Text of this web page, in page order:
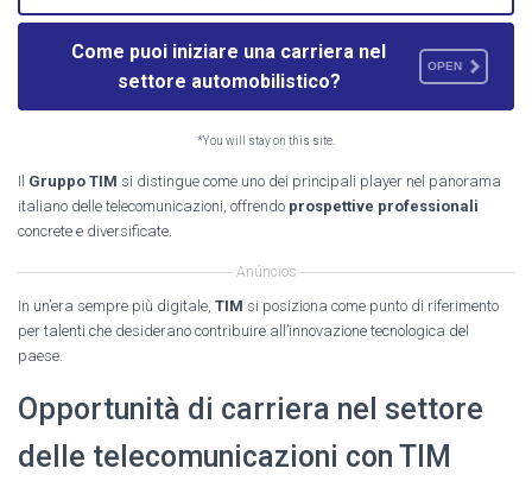
Come puoi iniziare una carriera nel
settore automobilistico?
OPEN
*You will stay on this site.
Il Gruppo TIM si distingue come uno dei principali player nel panorama
italiano delle telecomunicazioni, offrendo prospettive professionali
concrete e diversificate.
Anúncios
In un’era sempre più digitale, TIM si posiziona come punto di riferimento
per talenti che desiderano contribuire all’innovazione tecnologica del
paese.
Opportunità di carriera nel settore
delle telecomunicazioni con TIM